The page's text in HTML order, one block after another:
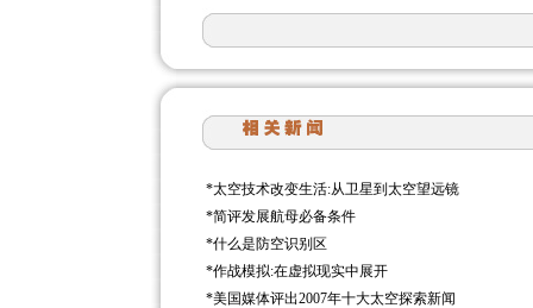
*太空技术改变生活:从卫星到太空望远镜
*简评发展航母必备条件
*什么是防空识别区
*作战模拟:在虚拟现实中展开
*美国媒体评出2007年十大太空探索新闻